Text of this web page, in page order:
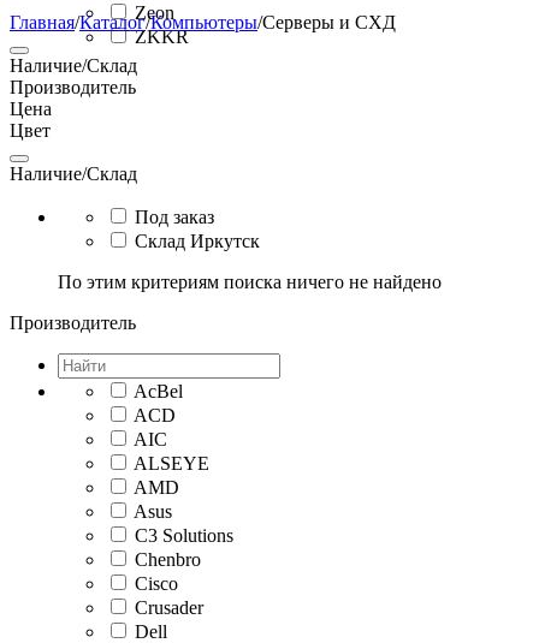
Zeon
ZKKR
Главная/Каталог/Компьютеры/Серверы и СХД
Наличие/Склад
Производитель
Цена
Цвет
Наличие/Склад
Под заказ
Склад Иркутск
По этим критериям поиска ничего не найдено
Производитель
AcBel
ACD
AIC
ALSEYE
AMD
Asus
C3 Solutions
Chenbro
Cisco
Crusader
Dell